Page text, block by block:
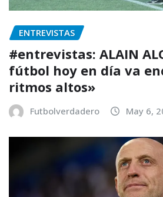
ENTREVISTAS
#entrevistas: ALAIN
fútbol hoy en día va
ritmos altos»
Futbolverdadero May 6,